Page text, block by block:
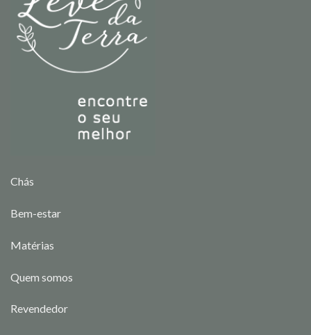
Chás
Bem-estar
Matérias
Quem somos
Revendedor